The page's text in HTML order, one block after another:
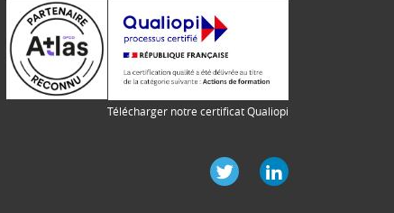
Télécharger notre certificat Qualiopi